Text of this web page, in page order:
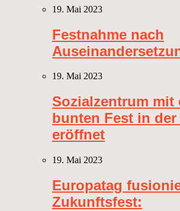
19. Mai 2023
Festnahme nach
19. Mai 2023
Sozialzentrum mit
bunten Fest in der
eröffnet
19. Mai 2023
Europatag
Zukunftsfest: